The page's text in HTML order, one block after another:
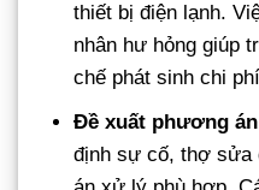
thiết bị điện lạnh.
nhân hư hỏng giúp
chế phát sinh chi
Đề xuất phương
định sự cố, thợ sửa